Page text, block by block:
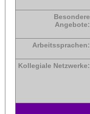
Besondere
Angebote:
Arbeitssprachen:
Kollegiale Netzwerke: